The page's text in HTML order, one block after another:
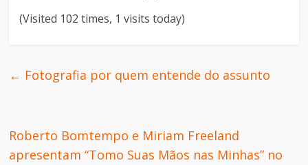
(Visited 102 times, 1 visits today)
← Fotografia por quem entende do assunto
Roberto Bomtempo e Miriam Freeland
apresentam “Tomo Suas Mãos nas Minhas” no